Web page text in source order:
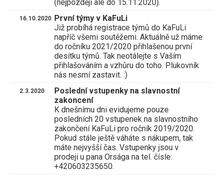
(nejpozději ale do 15.11.2020).
16.10.2020
První týmy v KaFuLi
Již probíhá registrace týmů do KaFuLi
napříč všemi soutěžemi. Aktuálně už máme
do ročníku 2021/2020 přihlašenou první
desítku týmů. Tak neotálejte s Vaším
přihlašováním a vzhůru do toho. Plukovník
nás nesmí zastavit. :)
2.3.2020
Poslední vstupenky na slavnostní
zakoncení
K dnešnímu dni evidujeme pouze
posledních 20 vstupenek na slavnostního
zakončení KaFuLi pro ročník 2019/2020.
Pokud stále ještě váháte s nákupem, tak
máte nejvyšší čas. Vstupenky jsou v
prodeji u pana Orsága na tel. čísle:
+420603235650.